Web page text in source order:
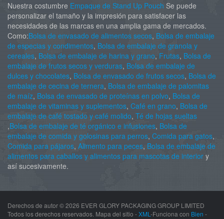
Nuestra costumbre Empaque de Stand Up Pouch Se puede
personalizar el tamaño y la impresión para satisfacer las
necesidades de las marcas en una amplia gama de mercados.
Como:Bolsa de envasado de alimentos secos, Bolsa de embalaje
de especias y condimentos, Bolsa de embalaje de granola y
cereales, Bolsa de embalaje de harina y grano, Frutas, Bolsa de
embalaje de frutos secos y verduras, Bolsa de embalaje de
dulces y chocolates, Bolsa de envasado de frutos secos, Bolsa de
embalaje de cecina de ternera, Bolsa de embalaje de palomitas
de maíz, Bolsa de envasado de proteínas en polvo, Bolsa de
embalaje de vitaminas y suplementos, Café en grano, Bolsa de
embalaje de café tostado y café molido, Té de hojas sueltas
,Bolsa de embalaje de té orgánico e infusiones, Bolsa de
embalaje de comida y golosinas para perros, Comida para gatos,
Comida para pájaros, Alimento para peces, Bolsa de embalaje de
alimentos para caballos y alimentos para mascotas de interior y
así sucesivamente.
Derechos de autor ©2026 EVER GLORY PACKAGING GROUP LIMITED
Todos los derechos reservados. Mapa del sitio -XML -Funciona con Bien -